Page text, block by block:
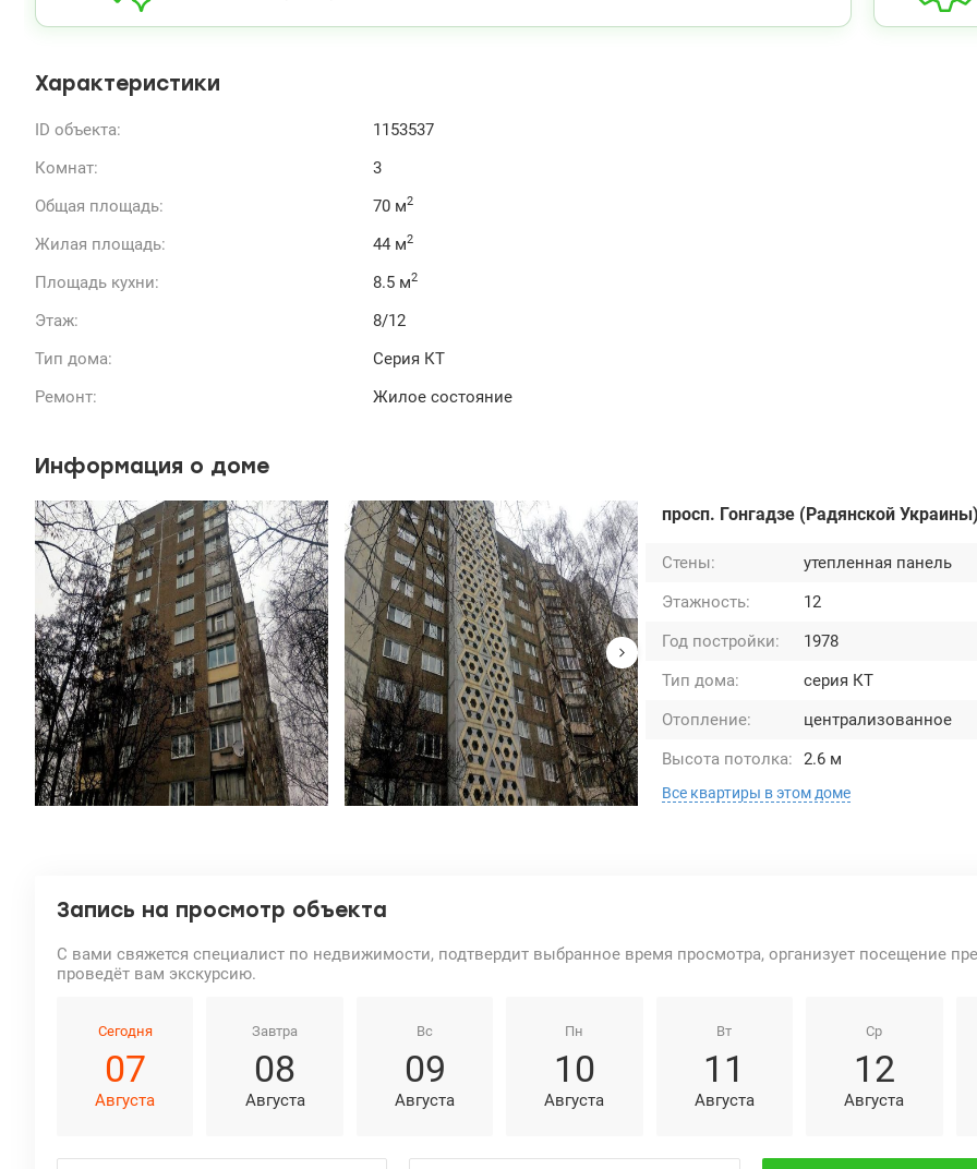
Характеристики
ID объекта:
1153537
Комнат:
3
Общая площадь:
70 м2
Жилая площадь: 44 м2
Площадь кухни: 8.5 м2
Этаж:
8/12
Тип дома:
Серия КТ
Ремонт:
Жилое состояние
Информация о доме
просп. Гонгадзе (Радянской
Стены:
утепленная панель
Этажность:
12
Год постройки:
1978
Тип дома:
серия КТ
Отопление:
централизованное
Высота потолка:
2.6 м
Все квартиры в этом доме
Запись на просмотр объекта
С вами свяжется специалист по недвижимости, подтвердит выбранное время просмотра, организует посещение
проведёт вам экскурсию.
Сегодня
07
Августа
Завтра
08
Августа
Вс
09
Августа
Пн
10
Августа
Вт
11
Августа
Ср
12
Августа